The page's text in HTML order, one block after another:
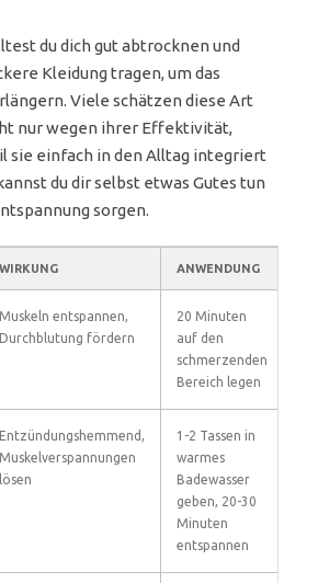
du dich gut abtrocknen und
Kleidung tragen, um das
Viele schätzen diese Art
nur wegen ihrer Effektivität,
sie einfach in den Alltag integriert
du dir selbst etwas Gutes tun
sorgen.
WIRKUNG ANWENDUNG
Muskeln entspannen,
Durchblutung fördern
20 Minuten
auf den
schmerzenden
Bereich legen
Entzündungshemmend,
Muskelverspannungen
lösen
1-2 Tassen in
warmes
Badewasser
geben, 20-30
Minuten
entspannen